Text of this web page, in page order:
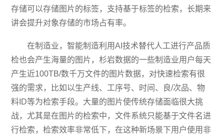
存储可以存储图片的标签，支持基于标签的检索，长期来
讲会提升对象存储的市场占有率。
在制造业，智能制造利用AI技术替代人工进行产品质
检也会产生海量的图片，杉岩数据的一些制造业用户每天
产生近100TB/数千万文件的图片数据，对快速检索有很
强的需求，比如以生产线、工序号、时间、良/次品、物
料ID等为检索手段。大量的图片使传统存储面临很大挑
战，尤其是在图片的检索中，文件系统只能基于文件名进
行检索，检索效率非常低下，在这种新场景下用户使用非